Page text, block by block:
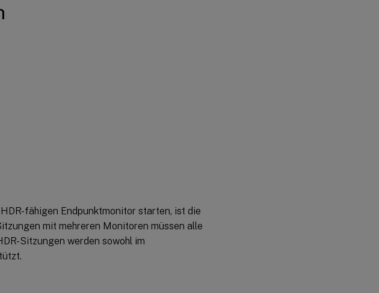
fähigen Endpunktmonitor starten, ist die
mit mehreren Monitoren müssen alle
Sitzungen werden sowohl im